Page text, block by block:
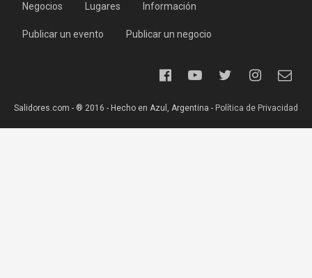
Negocios Lugares Información
Publicar un evento Publicar un negocio
Salidores.com - ® 2016 - Hecho en Azul, Argentina - Política de Privacidad